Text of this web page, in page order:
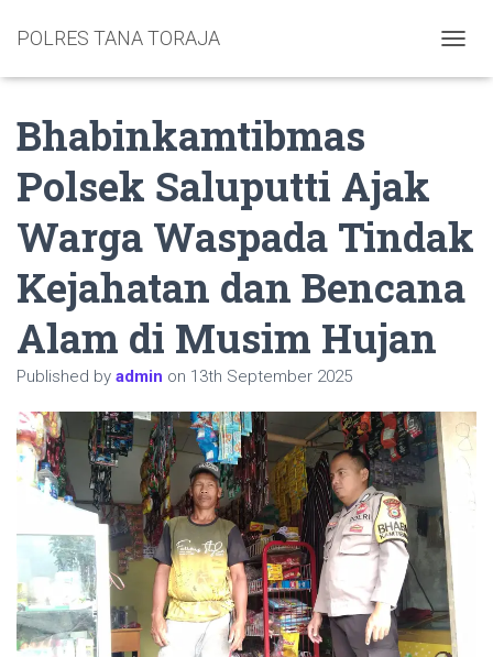
POLRES TANA TORAJA
Bhabinkamtibmas
Polsek Saluputti Ajak
Warga Waspada Tindak
Kejahatan dan Bencana
Alam di Musim Hujan
Published by admin on 13th September 2025